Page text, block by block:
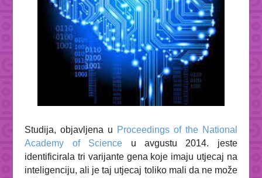
Studija, objavljena u Proceedings of the National
Academy of Science
u avgustu 2014. jeste
identificirala tri varijante gena koje imaju utjecaj na
inteligenciju, ali je taj utjecaj toliko mali da ne može